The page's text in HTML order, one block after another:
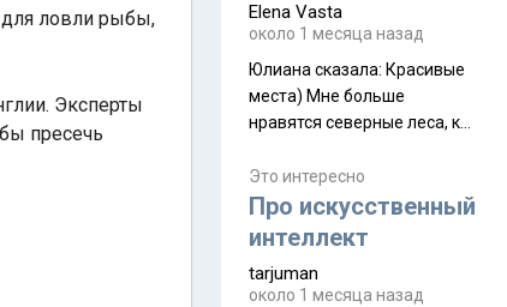
для ловли рыбы,
Эксперты
пресечь
производителя. Новинка
получила двухслойную
конструкцию с отдельным
внешним тентом и сетчатой
внутренней палаткой, а ее
комплектации составляет
около 845 г. Палатка весит
менее
Elena Vasta
около 1 месяца назад
Юлиана сказалa: Красивые
места) Мне больше
нравятся северные леса, как
южной тайги
Это интересно
Про искусственный
интеллект
tarjuman
около 1 месяца назад